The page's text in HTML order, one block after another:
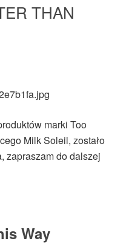
THAN
marki Too
Milk Soleil, zostało
zapraszam do dalszej
Way